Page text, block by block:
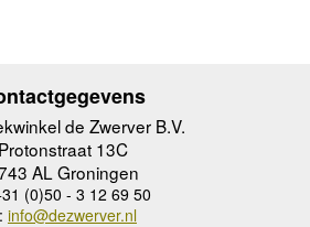
de Zwerver B.V.
Protonstraat 13C
AL Groningen
(0)50 - 3 12 69 50
: info@dezwerver.nl